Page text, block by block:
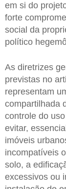
em si do
forte
social da
político
As diretrizes
previstas no
representam
compartilhada
controle do
evitar,
imóveis
incompatíveis
solo, a
excessivos ou